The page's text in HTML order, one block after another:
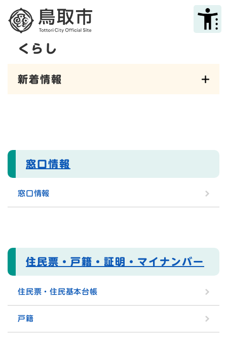
メニューを飛ばして本文へ
くらし
新着情報
窓口情報
窓口情報
住民票・戸籍・証明・マイナンバー
住民票・住民基本台帳
戸籍